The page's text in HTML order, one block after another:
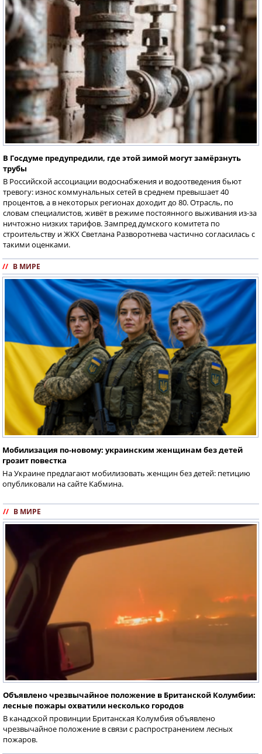
В Госдуме предупредили, где этой зимой могут замёрзнуть
трубы
В Российской ассоциации водоснабжения и водоотведения бьют
тревогу: износ коммунальных сетей в среднем превышает 40
процентов, а в некоторых регионах доходит до 80. Отрасль, по
словам специалистов, живёт в режиме постоянного выживания из-за
ничтожно низких тарифов. Зампред думского комитета по
строительству и ЖКХ Светлана Разворотнева частично согласилась с
такими оценками.
// В МИРЕ
Мобилизация по-новому: украинским женщинам без детей
грозит повестка
На Украине предлагают мобилизовать женщин без детей: петицию
опубликовали на сайте Кабмина.
// В МИРЕ
Объявлено чрезвычайное положение в Британской Колумбии:
лесные пожары охватили несколько городов
В канадской провинции Британская Колумбия объявлено
чрезвычайное положение в связи с распространением лесных
пожаров.